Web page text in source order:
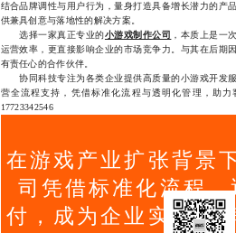
结合品牌调性与用户行为，量身打造具备增长潜力的产
供兼具创意与落地性的解决方案。
选择一家真正专业的小游戏制作公司
，本质上是一
运营效率，更直接影响企业的市场竞争力。与其在后期
有责任心的合作伙伴。
协同科技专注为各类企业提供高质量的小游戏开发
营全流程支持，凭借标准化流程与透明化管理，助
17723342546
在游戏产业扩张背景
司凭借标准化流程
付，成为企业实现品